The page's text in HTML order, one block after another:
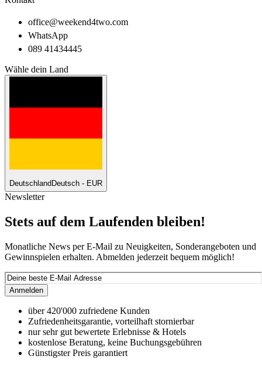
office@weekend4two.com
WhatsApp
089 41434445
Wähle dein Land
Deutschland Deutsch - EUR
Newsletter
Stets auf dem Laufenden bleiben!
Monatliche News per E-Mail zu Neuigkeiten, Sonderangeboten und
Gewinnspielen erhalten. Abmelden jederzeit bequem möglich!
Anmelden
über 420'000 zufriedene Kunden
Zufriedenheitsgarantie, vorteilhaft stornierbar
nur sehr gut bewertete Erlebnisse & Hotels
kostenlose Beratung, keine Buchungsgebühren
Günstigster Preis garantiert